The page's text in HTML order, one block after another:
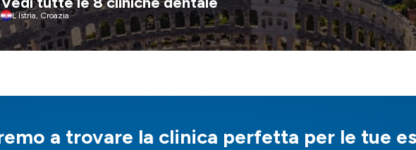
L Istria, Croazia
a trovare la clinica perfetta per le tue